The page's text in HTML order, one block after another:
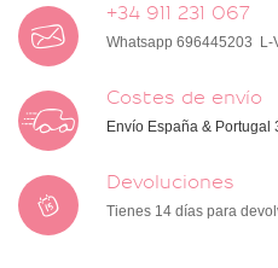
+34 911 231 067
Whatsapp 696445203 L-
Costes de envío
Envío España & Portugal
Devoluciones
Tienes 14 días para